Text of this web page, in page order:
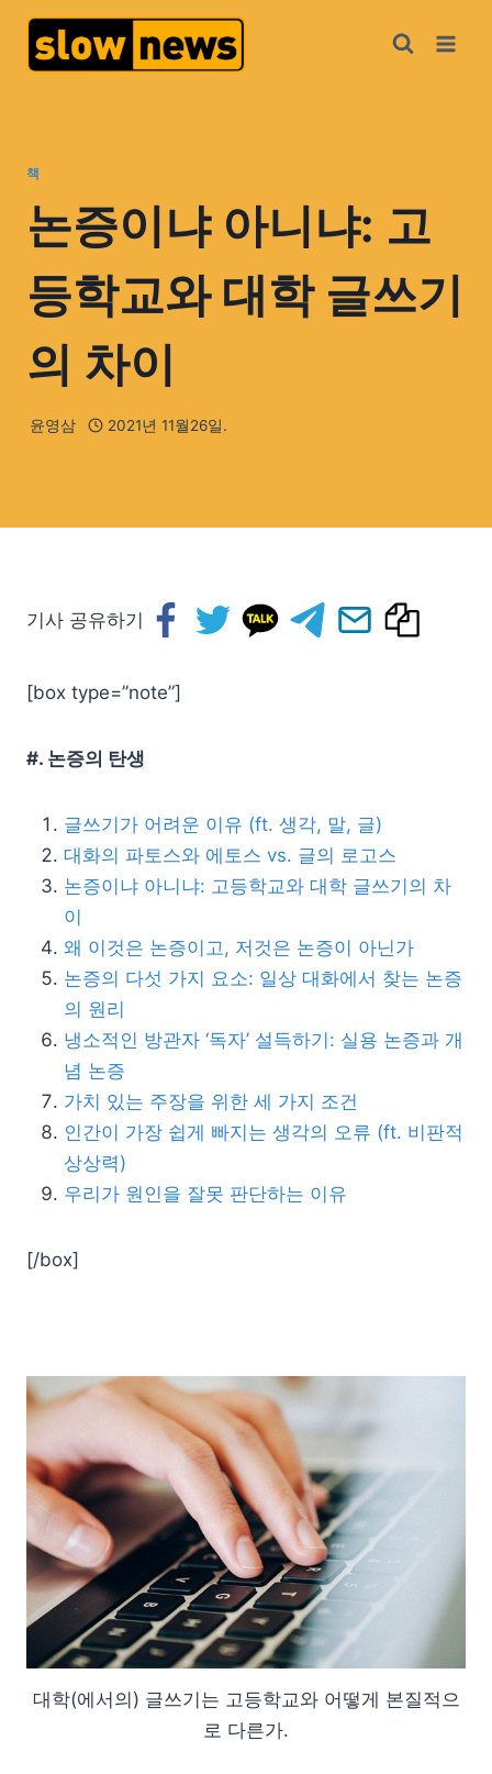
책
논증이냐 아니냐: 고
등학교와 대학 글쓰기
의 차이
윤영삼 2021년 11월26일.
기사 공유하기
[box type=”note”]
#. 논증의 탄생
글쓰기가 어려운 이유 (ft. 생각, 말, 글)
대화의 파토스와 에토스 vs. 글의 로고스
논증이냐 아니냐: 고등학교와 대학 글쓰기의 차
이
왜 이것은 논증이고, 저것은 논증이 아닌가
논증의 다섯 가지 요소: 일상 대화에서 찾는 논증
의 원리
냉소적인 방관자 ‘독자’ 설득하기: 실용 논증과 개
념 논증
가치 있는 주장을 위한 세 가지 조건
인간이 가장 쉽게 빠지는 생각의 오류 (ft. 비판적
상상력)
우리가 원인을 잘못 판단하는 이유
[/box]
대학(에서의) 글쓰기는 고등학교와 어떻게 본질적으
로 다른가.